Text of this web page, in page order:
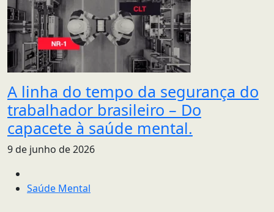
A linha do tempo da segurança do
trabalhador brasileiro – Do
capacete à saúde mental.
9 de junho de 2026
Saúde Mental